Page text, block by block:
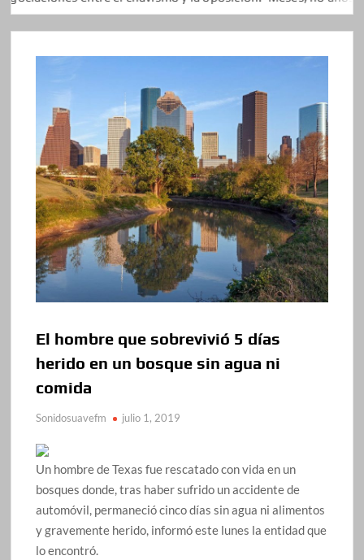
El hombre que sobrevivió 5 días
herido en un bosque sin agua ni
comida
Sonidosuavefm julio 1, 2019
Un hombre de Texas fue rescatado con vida en un
bosques donde, tras haber sufrido un accidente de
automóvil, permaneció cinco días sin agua ni alimentos
y gravemente herido, informó este lunes la entidad que
lo encontró.